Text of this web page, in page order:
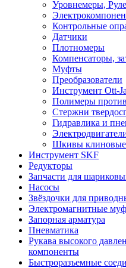
Уровнемеры,
Контрольные
Датчики
Плотномеры
Компенсаторы,
Муфты
Преобразователи
Инструмент Ott-
Полимеры
Стержни
Гидравлика и
Шкивы клиновые
Инструмент SKF
Редукторы
Запчасти для
Насосы
Звёздочки для
Электромагнитные
Запорная арматура
Пневматика
Рукава высокого
компоненты
Быстроразъемные